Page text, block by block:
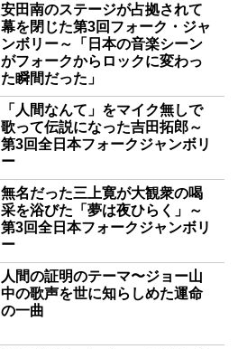
安田南のステージが占拠されて
幕を閉じた第3回フォーク・ジャ
ンボリー～「日本の音楽シーン
がフォークからロックに変わっ
た瞬間だった」
「人間なんて」をマイク無しで
歌って伝説になった吉田拓郎～
第3回全日本フォークジャンボリ
ー
無名だった三上寛が大観衆の喝
采を浴びた「夢は夜ひらく」～
第3回全日本フォークジャンボリ
ー
人間の証明のテーマ〜ジョー山
中の歌声を世に知らしめた運命
の一曲